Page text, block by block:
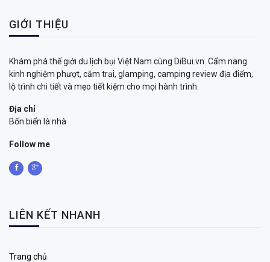
GIỚI THIỆU
Khám phá thế giới du lịch bụi Việt Nam cùng DiBui.vn. Cẩm nang
kinh nghiệm phượt, cắm trại, glamping, camping review địa điểm,
lộ trình chi tiết và mẹo tiết kiệm cho mọi hành trình.
Địa chỉ
Bốn biển là nhà
Follow me
LIÊN KẾT NHANH
Trang chủ